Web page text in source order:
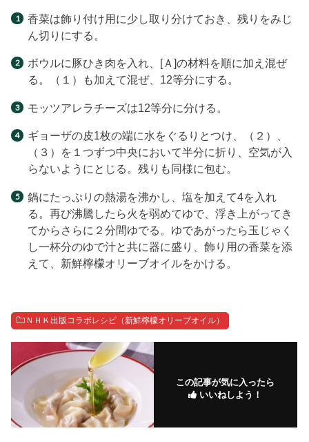
香菜は飾り付け用に少し取り分けておき、残りをみじ
ん切りにする。
ボウルに豚ひき肉を入れ、[Ａ]の材料を順に加え混ぜ
る。（１）も加えて混ぜ、12等分にする。
モッツアレラチーズは12等分に分ける。
ギョーザの皮1枚の端に水をぐるりとつけ、（２）、
（３）を１つずつ中央において半分に折り、空気が入
らないようにとじる。残りも同様に包む。
鍋にたっぷりの熱湯を沸かし、塩を加えて4を入れ
る。再び沸騰したら火を弱めてゆで、浮き上がってき
てからさらに２分間ゆでる。ゆであがったら玉じゃく
し一杯分のゆで汁と共に器に盛り、飾り用の香菜を添
えて、新鮮檸檬オリーブオイルをかける。
ＮＨＫ出版コラボレシピ（新鮮檸檬オリーブオイル）
この記事が気に入ったら
いいねしよう！